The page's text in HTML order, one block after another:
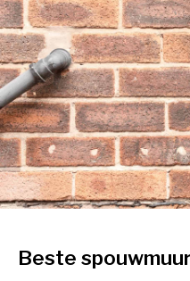
Beste